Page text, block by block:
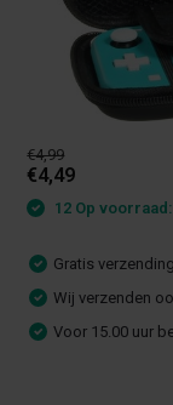
€4,99
€4,49
12 Op
Gratis
Wij verzenden
Voor 15.00 uur